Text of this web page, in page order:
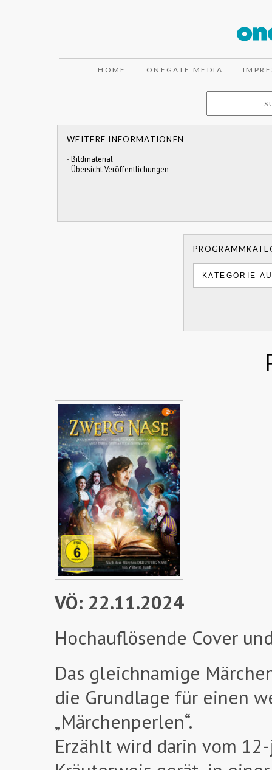
HOME ONEGATE MEDIA
WEITERE INFORMATIONEN
-Bildmaterial
-Übersicht Veröffentlichungen
VÖ: 22.11.2024
Hochauflösende Cover
Das gleichnamige
die Grundlage für einen
„Märchenperlen“.
Erzählt wird darin vom